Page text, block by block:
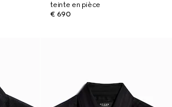
teinte en pièce
€ 690